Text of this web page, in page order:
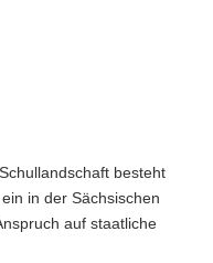
besteht
in der Sächsischen
auf staatliche